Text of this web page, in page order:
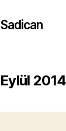
Sadican
Eylül 2014